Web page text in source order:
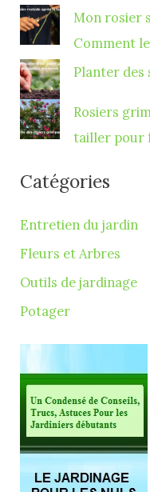
Mon rosier
Comment
Planter des
Rosiers
tailler pour
Catégories
Entretien du jardin
Fleurs et Arbres
Outils de jardinage
Potager